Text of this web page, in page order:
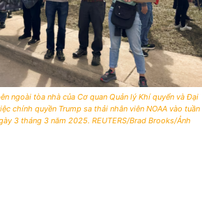
ngoài tòa nhà của Cơ quan Quản lý Khí quyển và Đại
chính quyền Trump sa thải nhân viên NOAA vào tuần
3 tháng 3 năm 2025. REUTERS/Brad Brooks/Ảnh